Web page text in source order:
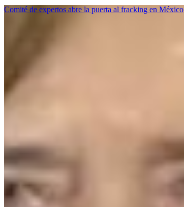
Comité de expertos abre la puerta al fracking en México